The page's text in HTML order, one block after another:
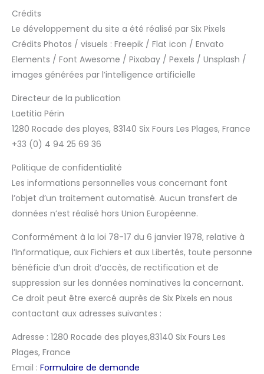
Crédits
Le développement du site a été réalisé par Six Pixels
Crédits Photos / visuels : Freepik / Flat icon / Envato
Elements / Font Awesome / Pixabay / Pexels / Unsplash /
images générées par l’intelligence artificielle
Directeur de la publication
Laetitia Périn
1280 Rocade des playes, 83140 Six Fours Les Plages, France
+33 (0) 4 94 25 69 36
Politique de confidentialité
Les informations personnelles vous concernant font
l’objet d’un traitement automatisé. Aucun transfert de
données n’est réalisé hors Union Européenne.
Conformément à la loi 78-17 du 6 janvier 1978, relative à
l’Informatique, aux Fichiers et aux Libertés, toute personne
bénéficie d’un droit d’accès, de rectification et de
suppression sur les données nominatives la concernant.
Ce droit peut être exercé auprès de Six Pixels en nous
contactant aux adresses suivantes :
Adresse : 1280 Rocade des playes,83140 Six Fours Les
Plages, France
Email : Formulaire de demande